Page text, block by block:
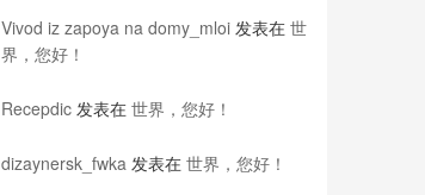
Vivod iz zapoya na domy_mloi 发表在 世
界，您好！
Recepdic 发表在 世界，您好！
dizaynersk_fwka 发表在 世界，您好！